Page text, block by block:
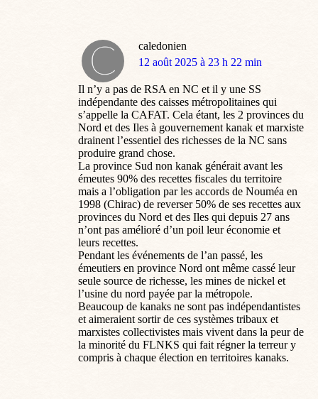
caledonien
dit
12 août 2025 à 23 h 22 min
Il n’y a pas de RSA en NC et il y une SS
indépendante des caisses métropolitaines qui
s’appelle la CAFAT. Cela étant, les 2 provinces du
Nord et des Iles à gouvernement kanak et marxiste
drainent l’essentiel des richesses de la NC sans
produire grand chose.
La province Sud non kanak générait avant les
émeutes 90% des recettes fiscales du territoire
mais a l’obligation par les accords de Nouméa en
1998 (Chirac) de reverser 50% de ses recettes aux
provinces du Nord et des Iles qui depuis 27 ans
n’ont pas amélioré d’un poil leur économie et
leurs recettes.
Pendant les événements de l’an passé, les
émeutiers en province Nord ont même cassé leur
seule source de richesse, les mines de nickel et
l’usine du nord payée par la métropole.
Beaucoup de kanaks ne sont pas indépendantistes
et aimeraient sortir de ces systèmes tribaux et
marxistes collectivistes mais vivent dans la peur de
la minorité du FLNKS qui fait régner la terreur y
compris à chaque élection en territoires kanaks.